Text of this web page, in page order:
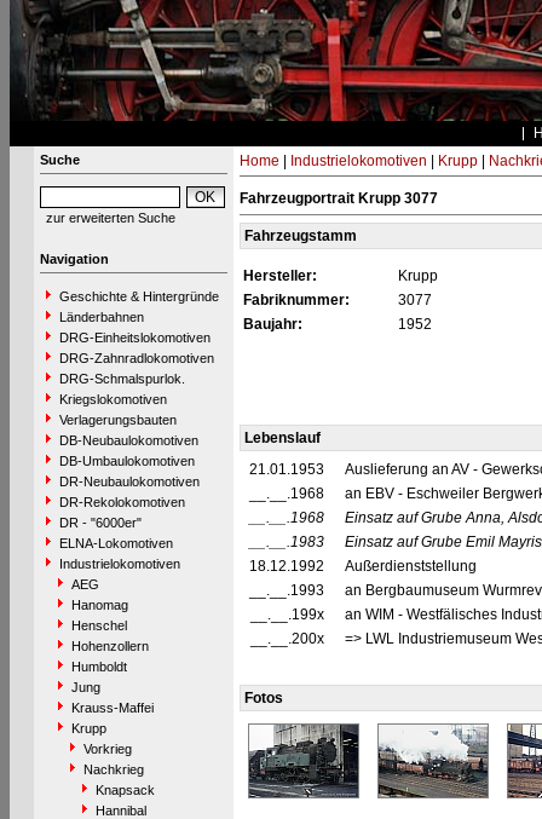
Suche
zur erweiterten Suche
Navigation
Geschichte & Hintergründe
Länderbahnen
DRG-Einheitslokomotiven
DRG-Zahnradlokomotiven
DRG-Schmalspurlok.
Kriegslokomotiven
Verlagerungsbauten
DB-Neubaulokomotiven
DB-Umbaulokomotiven
DR-Neubaulokomotiven
DR-Rekolokomotiven
DR - "6000er"
ELNA-Lokomotiven
Industrielokomotiven
AEG
Hanomag
Henschel
Hohenzollern
Humboldt
Jung
Krauss-Maffei
Krupp
Vorkrieg
Nachkrieg
Knapsack
Hannibal
Home Industrielokomotiven Krupp|
Fahrzeugportrait Krupp 3077
Fahrzeugstamm
Hersteller:
Krupp
Fabriknummer:
3077
Baujahr:
1952
Lebenslauf
21.01.1953
Auslieferung an AV -
__.__.1968
an EBV - Eschweiler
__.__.1968
Einsatz auf Grube Anna,
__.__.1983
Einsatz auf Grube Emil
18.12.1992
Außerdienststellung
__.__.1993
an Bergbaumuseum
__.__.199x
an WIM - Westfälisches
__.__.200x
=> LWL Industriemuseum
Fotos